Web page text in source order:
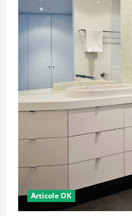
Articole OK